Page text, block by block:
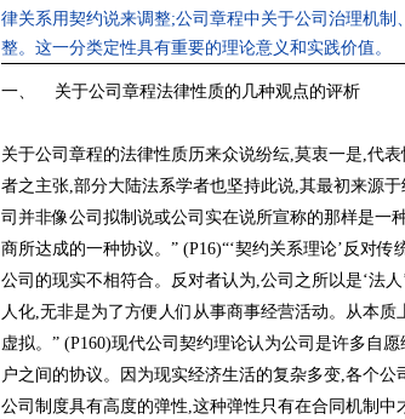
律关系用契约说来调整;公司章程中关于公司治理机
整。这一分类定性具有重要的理论意义和实践价值。
一、 关于公司章程法律性质的几种观点的评析
关于公司章程的法律性质历来众说纷纭,莫衷一是,代
者之主张,部分大陆法系学者也坚持此说,其最初来源
司并非像公司拟制说或公司实在说所宣称的那样是一
商所达成的一种协议。” (P16)“‘契约关系理论’反对
公司的现实不相符合。反对者认为,公司之所以是‘法
人化,无非是为了方便人们从事商事经营活动。从本
虚拟。” (P160)现代公司契约理论认为公司是许多自
户之间的协议。因为现实经济生活的复杂多变,各个
公司制度具有高度的弹性,这种弹性只有在合同机制